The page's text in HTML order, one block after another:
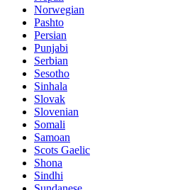
Norwegian
Pashto
Persian
Punjabi
Serbian
Sesotho
Sinhala
Slovak
Slovenian
Somali
Samoan
Scots Gaelic
Shona
Sindhi